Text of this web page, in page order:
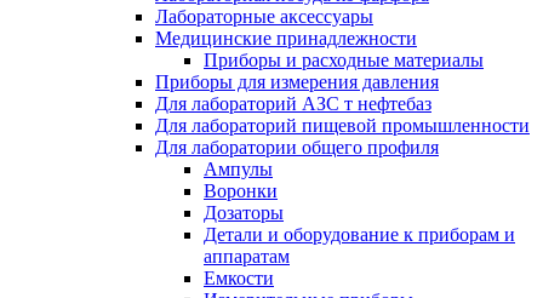
Лабораторные аксессуары
Медицинские принадлежности
Приборы и расходные материалы
Приборы для измерения давления
Для лабораторий АЗС т нефтебаз
Для лабораторий пищевой промышленности
Для лаборатории общего профиля
Ампулы
Воронки
Дозаторы
Детали и оборудование к приборам и
аппаратам
Емкости